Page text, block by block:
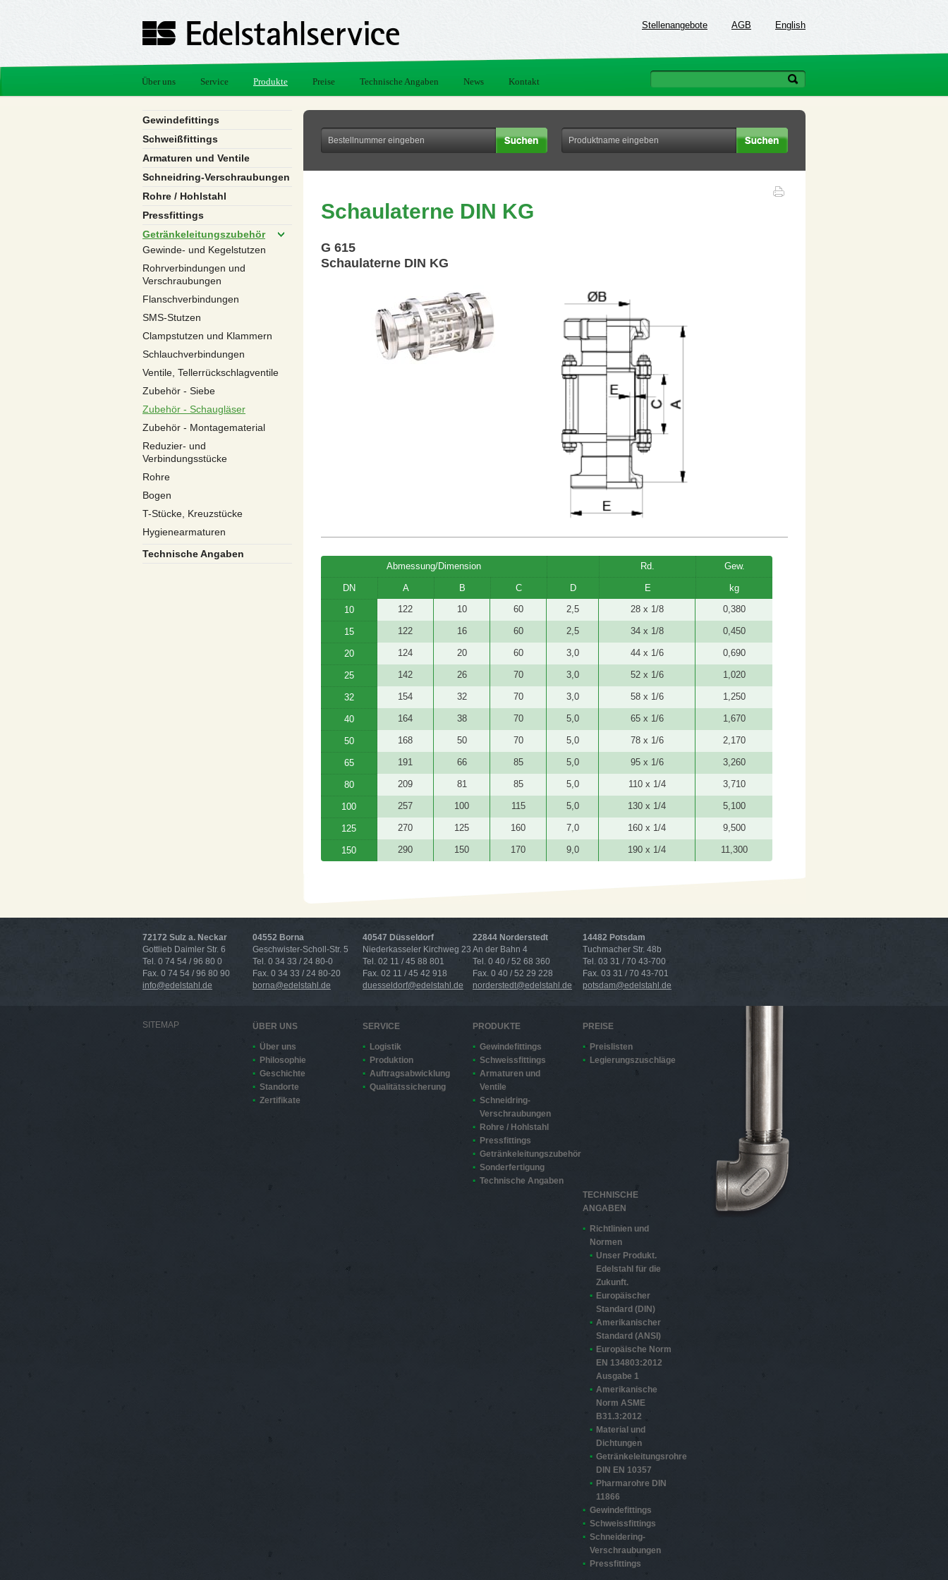
Über uns Service Produkte Preise Technische Angaben News Kontakt
Stellenangebote AGB English
Gewindefittings
Schweißfittings
Armaturen und Ventile
Schneidring-Verschraubungen
Rohre / Hohlstahl
Pressfittings
Getränkeleitungszubehör
Gewinde- und Kegelstutzen
Rohrverbindungen und
Verschraubungen
Flanschverbindungen
SMS-Stutzen
Clampstutzen und Klammern
Schlauchverbindungen
Ventile, Tellerrückschlagventile
Zubehör - Siebe
Zubehör - Schaugläser
Zubehör - Montagematerial
Reduzier- und
Verbindungsstücke
Rohre
Bogen
T-Stücke, Kreuzstücke
Hygienearmaturen
Technische Angaben
Schaulaterne DIN KG
G 615
Schaulaterne DIN KG
Abmessung/Dimension Rd. Gew.
DN A B C D E kg
10 122 10 60 2,5 28 x 1/8 0,380
15 122 16 60 2,5 34 x 1/8 0,450
20 124 20 60 3,0 44 x 1/6 0,690
25 142 26 70 3,0 52 x 1/6 1,020
32 154 32 70 3,0 58 x 1/6 1,250
40 164 38 70 5,0 65 x 1/6 1,670
50 168 50 70 5,0 78 x 1/6 2,170
65 191 66 85 5,0 95 x 1/6 3,260
80 209 81 85 5,0 110 x 1/4 3,710
100 257 100 115 5,0 130 x 1/4 5,100
125 270 125 160 7,0 160 x 1/4 9,500
150 290 150 170 9,0 190 x 1/4 11,300
72172 Sulz a. Neckar
Gottlieb Daimler Str. 6
Tel. 0 74 54 / 96 80 0
Fax. 0 74 54 / 96 80 90
info@edelstahl.de
04552 Borna
Geschwister-Scholl-Str. 5
Tel. 0 34 33 / 24 80-0
Fax. 0 34 33 / 24 80-20
borna@edelstahl.de
40547 Düsseldorf
Niederkasseler Kirchweg 23
Tel. 02 11 / 45 88 801
Fax. 02 11 / 45 42 918
duesseldorf@edelstahl.de
22844 Norderstedt
An der Bahn 4
Tel. 0 40 / 52 68 360
Fax. 0 40 / 52 29 228
norderstedt@edelstahl.de
14482 Potsdam
Tuchmacher Str. 48b
Tel. 03 31 / 70 43-700
Fax. 03 31 / 70 43-701
potsdam@edelstahl.de
SITEMAP ÜBER UNS
Über uns
Philosophie
Geschichte
Standorte
Zertifikate
SERVICE
Logistik
Produktion
Auftragsabwicklung
Qualitätssicherung
PRODUKTE
Gewindefittings
Schweissfittings
Armaturen und
Ventile
Schneidring-
Verschraubungen
Rohre / Hohlstahl
Pressfittings
Getränkeleitungszubehör
Sonderfertigung
Technische Angaben
PREISE
Preislisten
Legierungszuschläge
TECHNISCHE
ANGABEN
Richtlinien und
Normen
Unser Produkt.
Edelstahl für die
Zukunft.
Europäischer
Standard (DIN)
Amerikanischer
Standard (ANSI)
Europäische Norm
EN 13480­3:2012
Ausgabe 1
Amerikanische
Norm ASME
B31.3:2012
Material und
Dichtungen
Getränkeleitungsrohre
DIN EN 10357
Pharmarohre DIN
11866
Gewindefittings
Schweissfittings
Schneidering-
Verschraubungen
Pressfittings